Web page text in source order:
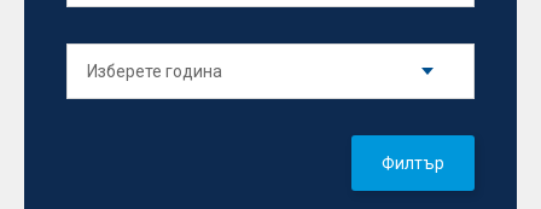
Филтър